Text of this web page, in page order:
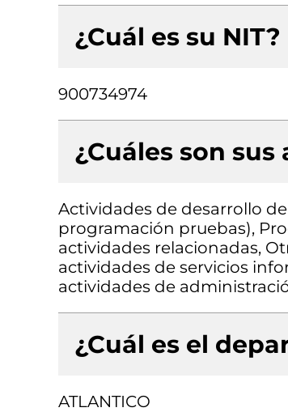
¿Cuál es su NIT?
900734974
¿Cuáles son
Actividades de desarrollo
programación pruebas),
actividades relacionadas,
actividades de servicios
actividades de
¿Cuál es el
ATLANTICO